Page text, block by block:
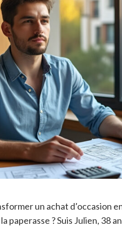
un achat d’occasion
paperasse ? Suis Julien, 38